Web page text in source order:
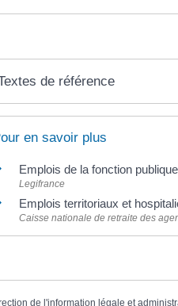
de référence
en savoir plus
Emplois de la fonction
Legifrance
Emplois territoriaux et
Caisse nationale de retraite des
de l'information légale et